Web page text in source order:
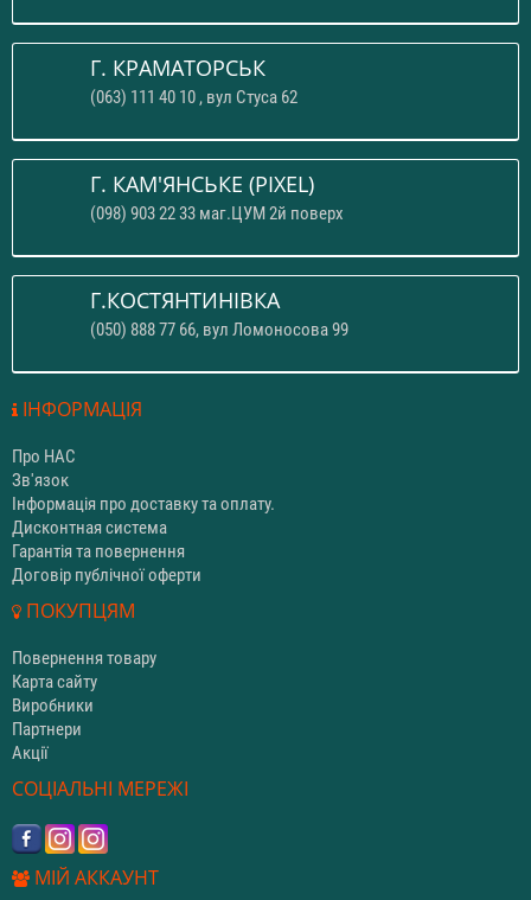
Г. КРАМАТОРСЬК
(063) 111 40 10 , вул Стуса 62
Г. КАМ'ЯНСЬКЕ (PIXEL)
(098) 903 22 33 маг.ЦУМ 2й поверх
Г.КОСТЯНТИНІВКА
(050) 888 77 66, вул Ломоносова 99
ІНФОРМАЦІЯ
Про НАС
Зв'язок
Інформація про доставку та оплату.
Дисконтная система
Гарантія та повернення
Договір публічної оферти
ПОКУПЦЯМ
Повернення товару
Карта сайту
Виробники
Партнери
Акції
СОЦІАЛЬНІ МЕРЕЖІ
МІЙ АККАУНТ